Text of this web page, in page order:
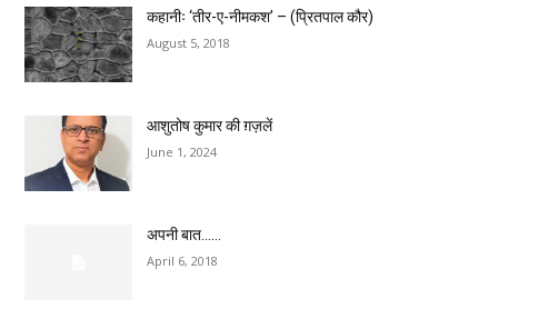
कहानीः ‘तीर-ए-नीमकश’ – (प्रितपाल कौर)
August 5, 2018
आशुतोष कुमार की ग़ज़लें
June 1, 2024
अपनी बात……
April 6, 2018